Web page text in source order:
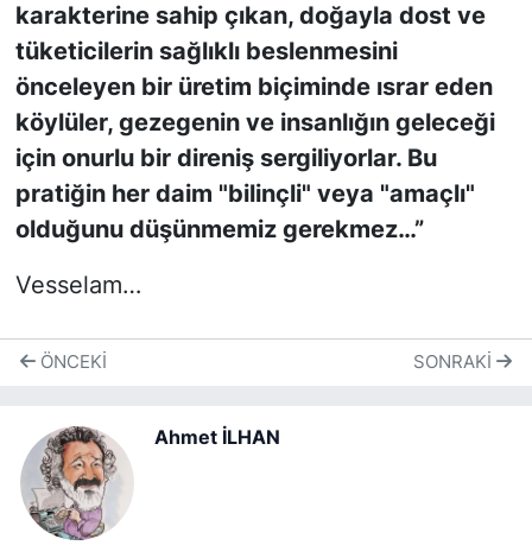
karakterine sahip çıkan, doğayla dost ve
tüketicilerin sağlıklı beslenmesini
önceleyen bir üretim biçiminde ısrar eden
köylüler, gezegenin ve insanlığın geleceği
için onurlu bir direniş sergiliyorlar. Bu
pratiğin her daim "bilinçli" veya "amaçlı"
olduğunu düşünmemiz gerekmez…”
Vesselam…
ÖNCEKI SONRAKI
Ahmet İLHAN